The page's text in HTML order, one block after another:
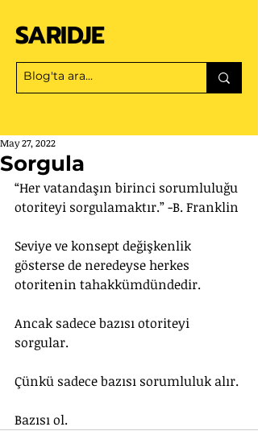
SARIDJE
Sorgula
May 27, 2022
“Her vatandaşın birinci sorumluluğu
otoriteyi sorgulamaktır.” -B. Franklin
Seviye ve konsept değişkenlik
gösterse de neredeyse herkes
otoritenin tahakkümdündedir.
Ancak sadece bazısı otoriteyi
sorgular.
Çünkü sadece bazısı sorumluluk alır.
Bazısı ol.